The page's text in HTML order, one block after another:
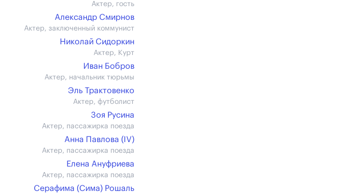
Актер, гость
Александр Смирнов
Актер, заключенный коммунист
Николай Сидоркин
Актер, Курт
Иван Бобров
Актер, начальник тюрьмы
Эль Трактовенко
Актер, футболист
Зоя Русина
Актер, пассажирка поезда
Анна Павлова (IV)
Актер, пассажирка поезда
Елена Ануфриева
Актер, пассажирка поезда
Серафима (Сима) Рошаль